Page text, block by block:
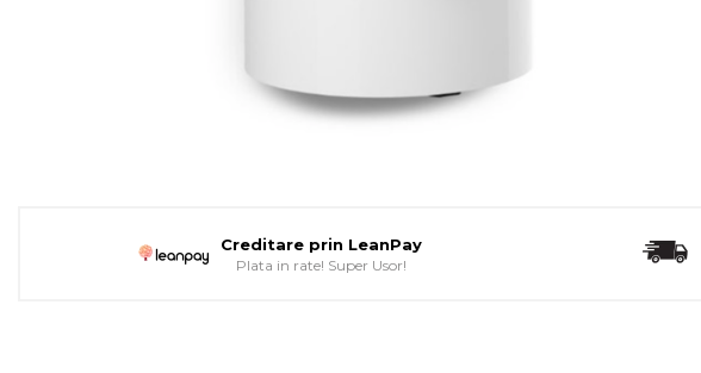
Centrale mixte lemn-pelet
Creditare prin LeanPay
Plata in rate! Super Usor!